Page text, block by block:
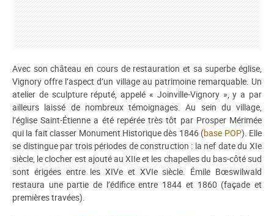
Avec son château en cours de restauration et sa superbe église,
Vignory offre l’aspect d’un village au patrimoine remarquable. Un
atelier de sculpture réputé, appelé « Joinville-Vignory », y a par
ailleurs laissé de nombreux témoignages. Au sein du village,
l’église Saint-Étienne a été repérée très tôt par Prosper Mérimée
qui la fait classer Monument Historique dès 1846 (base POP). Elle
se distingue par trois périodes de construction : la nef date du XIe
siècle, le clocher est ajouté au XIIe et les chapelles du bas-côté sud
sont érigées entre les XIVe et XVIe siècle. Émile Bœswilwald
restaura une partie de l’édifice entre 1844 et 1860 (façade et
premières travées).